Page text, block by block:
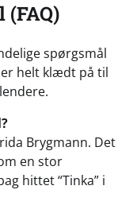
spørgsmål
helt klædt på til
Brygmann. Det
en stor
hittet “Tinka” i